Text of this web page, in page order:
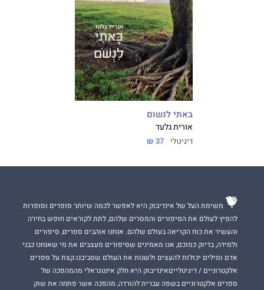
באתי לנשום
אורית גלעד
דיגיטלי 37 ₪
משימת העל של אינדיבוק היא לאפשר לכמה שיותר סופרים וסופרות
להפיץ לעולם את הסיפורים והמסרים שלהם, לתת לקוראים חופש בחירה
והעשיר את כוח הקריאה בעולם שלהם. אנחנו אוהבים ספרים, סיפורים
ולמידה, בדיוק כמוכם, אנו מאמינים שסיפורים מעצבים את מי שאנחנו כבני
אדם ומילים יכולות להעצים ולשנות את העולם שסביבנו.קצת על ספרים
אלקטרוניים / דיגיטלייםאינדיבוק היא חלק אינטגראלי מהמהפכה של
ספרים אלקטרוניים בשפה עברית להורדה, מהפכה אשר פתחה את שוק